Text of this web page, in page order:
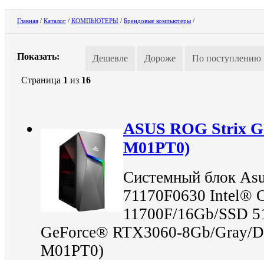
Главная / Каталог / КОМПЬЮТЕРЫ / Брендовые компьютеры /
Показать: Дешевле Дороже По поступлению
Страница 1 из 16
ASUS ROG Strix
M01PT0)
Системный блок
71170F0630 Intel®
11700F/16Gb/SSD
GeForce® RTX3060-8Gb/Gray/
M01PT0)